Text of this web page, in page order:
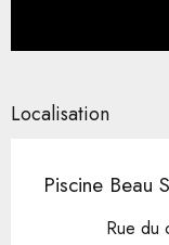
Localisation
Piscine Beau
Rue du